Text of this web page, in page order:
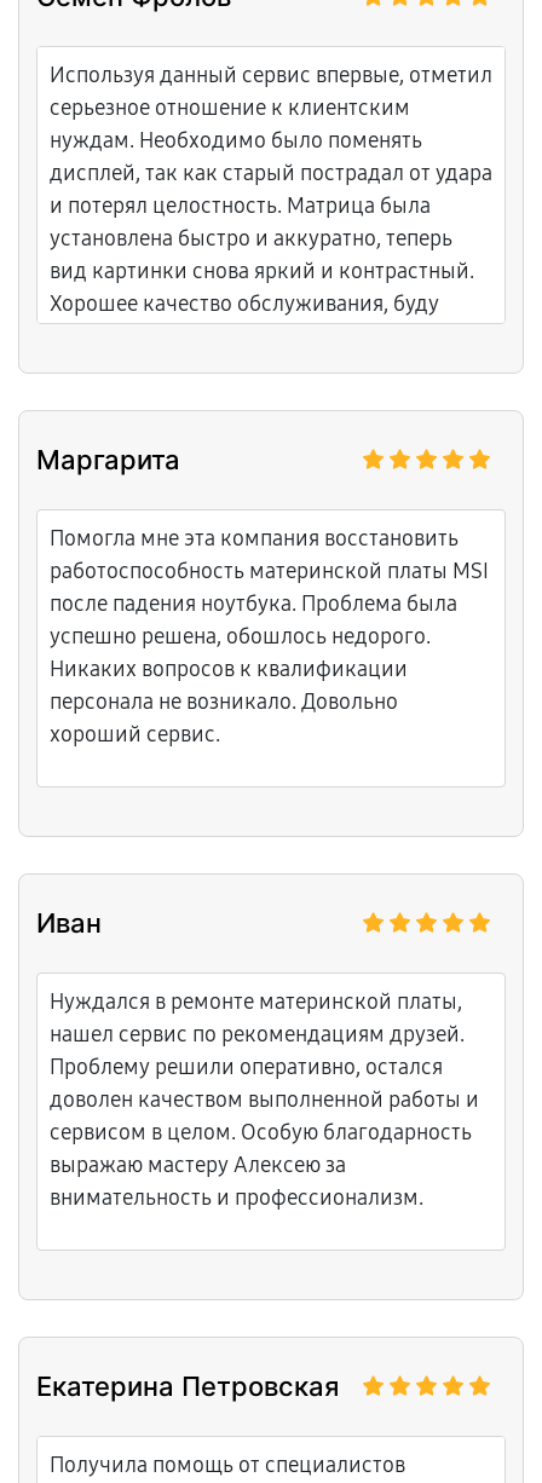
Используя данный сервис впервые, отметил
серьезное отношение к клиентским
нуждам. Необходимо было поменять
дисплей, так как старый пострадал от удара
и потерял целостность. Матрица была
установлена быстро и аккуратно, теперь
вид картинки снова яркий и контрастный.
Хорошее качество обслуживания, буду
Маргарита
Помогла мне эта компания восстановить
работоспособность материнской платы MSI
после падения ноутбука. Проблема была
успешно решена, обошлось недорого.
Никаких вопросов к квалификации
персонала не возникало. Довольно
хороший сервис.
Иван
Нуждался в ремонте материнской платы,
нашел сервис по рекомендациям друзей.
Проблему решили оперативно, остался
доволен качеством выполненной работы и
сервисом в целом. Особую благодарность
выражаю мастеру Алексею за
внимательность и профессионализм.
Екатерина Петровская
Получила помощь от специалистов